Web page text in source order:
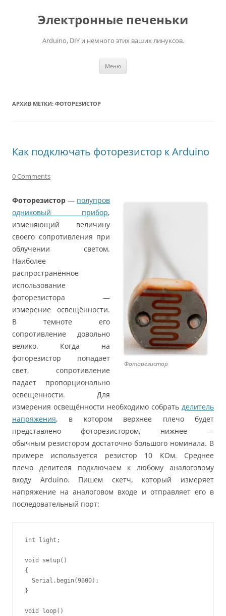
Электронные печеньки
Arduino, DIY и немного этих ваших линуксов.
Меню
АРХИВ МЕТКИ: ФОТОРЕЗИСТОР
Как подключать фоторезистор к Arduino
0 Comments
Фоторезистор
Фоторезистор — полупров
одниковый прибор,
изменяющий величину
своего сопротивления при
облучении светом.
Наиболее
распространённое
использование
фоторезистора —
измерение освещённости.
В темноте его
сопротивление довольно
велико. Когда на
фоторезистор попадает
свет, сопротивление
падает пропорционально
освещенности. Для
измерения освещённости необходимо собрать делитель
напряжения, в котором верхнее плечо будет
представлено фоторезистором, нижнее —
обычным резистором достаточно большого номинала. В
примере используется резистор 10 КОм. Среднее
плечо делителя подключаем к любому аналоговому
входу Arduino. Пишем скетч, который измеряет
напряжение на аналоговом входе и отправляет его в
последовательный порт:
int light;
void setup()
{
  Serial.begin(9600);
}
void loop()